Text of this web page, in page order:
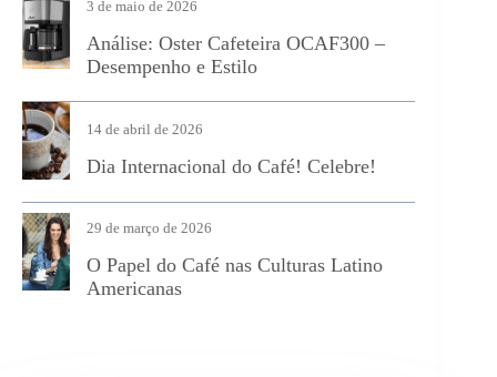
Análise: Oster Cafeteira OCAF300 –
Desempenho e Estilo
3 de maio de 2026
Dia Internacional do Café! Celebre!
14 de abril de 2026
O Papel do Café nas Culturas Latino
Americanas
29 de março de 2026